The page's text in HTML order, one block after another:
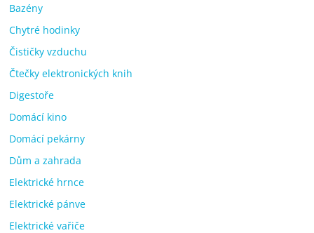
Bazény
Chytré hodinky
Čističky vzduchu
Čtečky elektronických knih
Digestoře
Domácí kino
Domácí pekárny
Dům a zahrada
Elektrické hrnce
Elektrické pánve
Elektrické vařiče